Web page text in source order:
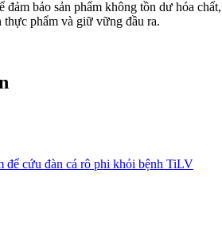
đảm bảo sản phẩm không tồn dư hóa chất,
thực phẩm và giữ vững đầu ra.
để cứu đàn cá rô phi khỏi bệnh TiLV